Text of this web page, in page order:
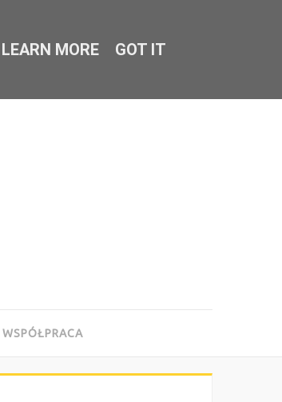
WSPÓŁPRACA
LEARN MORE GOT IT